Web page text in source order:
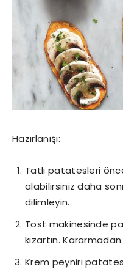
Hazırlanışı:
Tatlı patatesleri
alabilirsiniz daha
dilimleyin.
Tost makinesinde
kızartın. Kararmadan
Krem peyniri